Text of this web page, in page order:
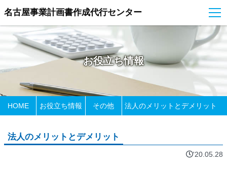
名古屋事業計画書作成代行センター
お役立ち情報
HOME お役立ち情報 その他 法人のメリットとデメリット
法人のメリットとデメリット
'20.05.28